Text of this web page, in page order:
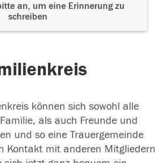
an, um eine Erinnerung zu
schreiben
können sich sowohl alle
als auch Freunde und
und so eine Trauergemeinde
Kontakt mit anderen Mitgliedern